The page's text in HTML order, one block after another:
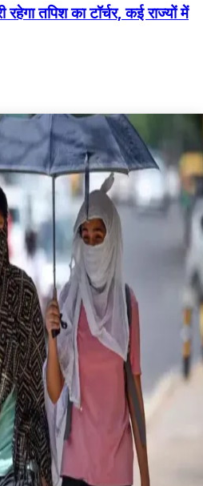
तपिश का टॉर्चर, कई राज्यों में